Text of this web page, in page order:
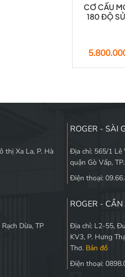
CƠ CẤU
180 ĐỘ
thị Xa La, P. Hà
ROGER - SÀI
Địa chỉ: 565/1 Lê
quận Gò Vấp,
Điện thoại:
Dừa, TP
ROGER -
Địa chỉ: L2-55,
KV3, P. Hưng
Thơ. Bản đồ
Điện thoại: